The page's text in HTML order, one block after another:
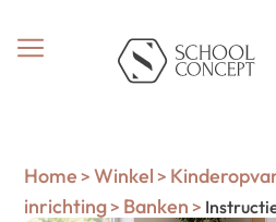
Home > Winkel >
inrichting> Banken >